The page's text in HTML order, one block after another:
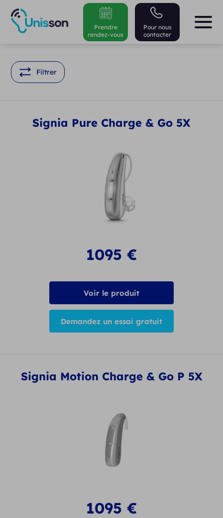
Pour nous
contacter
Prendre
rendez-vous
Filtrer
Signia Pure Charge & Go 5X
1095 €
Voir le produit
Demandez un essai gratuit
Signia Motion Charge & Go P 5X
1095 €